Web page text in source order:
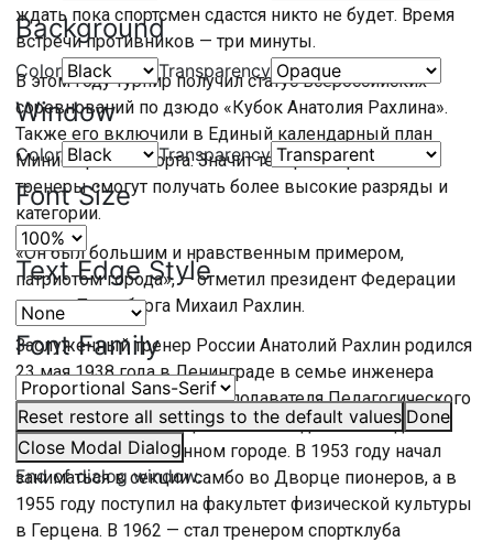
Background
Color Transparency
Window
Color Transparency
Font Size
Text Edge Style
Font Family
Reset restore all settings to the default values Done
Close Modal Dialog
End of dialog window.
ждать пока спортсмен сдастся никто не будет. Время
встречи противников — три минуты.
В этом году турнир получил статус Всероссийских
соревнований по дзюдо «Кубок Анатолия Рахлина».
Также его включили в Единый календарный план
Министерства спорта. Значит теперь спортсмены и
тренеры смогут получать более высокие разряды и
категории.
«Он был большим и нравственным примером,
патриотом города», — отметил президент Федерации
дзюдо Петербурга Михаил Рахлин.
Заслуженный тренер России Анатолий Рахлин родился
23 мая 1938 года в Ленинграде в семье инженера
Балтийского завода и преподавателя Педагогического
института имени Герцена. Все 900 дней блокады он
находился в осажденном городе. В 1953 году начал
заниматься в секции самбо во Дворце пионеров, а в
1955 году поступил на факультет физической культуры
в Герцена. В 1962 — стал тренером спортклуба